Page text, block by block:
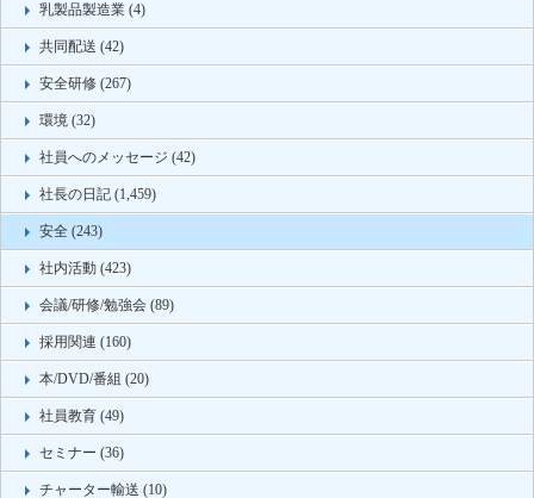
乳製品製造業 (4)
共同配送 (42)
安全研修 (267)
環境 (32)
社員へのメッセージ (42)
社長の日記 (1,459)
安全 (243)
社内活動 (423)
会議/研修/勉強会 (89)
採用関連 (160)
本/DVD/番組 (20)
社員教育 (49)
セミナー (36)
チャーター輸送 (10)